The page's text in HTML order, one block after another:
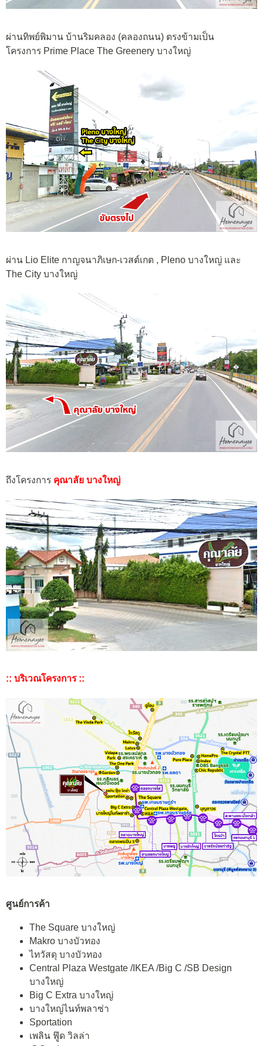
ผ่านทิพย์พิมาน บ้านริมคลอง (คลองถนน) ตรงข้ามเป็น
โครงการ Prime Place The Greenery บางใหญ่
ผ่าน Lio Elite กาญจนาภิเษก-เวสต์เกต , Pleno บางใหญ่ และ
The City บางใหญ่
ถึงโครงการ คุณาลัย บางใหญ่
:: บริเวณโครงการ ::
ศูนย์การค้า
The Square บางใหญ่
Makro บางบัวทอง
ไทวัสดุ บางบัวทอง
Central Plaza Westgate /IKEA /Big C /SB Design
บางใหญ่
Big C Extra บางใหญ่
บางใหญ่ไนท์พลาซ่า
Sportation
เพลิน ฟู๊ด วิลล่า